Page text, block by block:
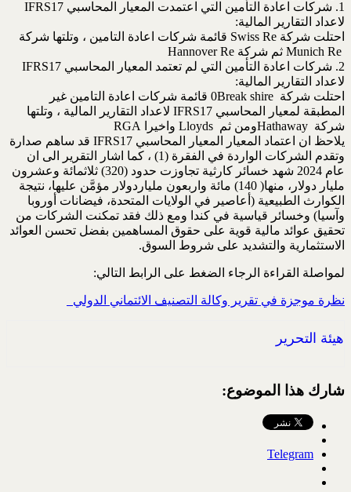
لاعداد التقارير المالية: ‏
احتلت شركة ‏Swiss Re‏ قائمة شركات اعادة التامين ، وتلتها شركة
لاعداد التقارير المالية:‏
احتلت شركة ‏Break shire ‎‏0 قائمة شركات اعادة التامين غير
المطبقة لمعيار المحاسبي ‏IFRS17‎‏ لاعداد التقارير المالية ، وتلتها
شركة ‏Hathaway ‎ومن ثم ‏Lloyds ‎‏ واخيرا ‏RGA
يلاحظ ان اعتماد المعيار المعيار المحاسبي ‏IFRS17‎‏ قد ساهم صدارة
وتقدم الشركات الواردة ‏في الفقرة (1) ، كما اشار التقرير الى ان
عام 2024 شهد خسائر كارثية تجاوزت حدود ‏‏(320) ثلاثمائة وعشرون
مليار دولار، منها( 140) مائة واربعون ملياردولار مؤمَّن ‏عليها، نتيجة
الكوارث الطبيعية (أعاصير في الولايات المتحدة، فيضانات أوروبا
وآسيا) ‏وخسائر قياسية في كندا ومع ذلك فقد تمكنت الشركات من
تحقيق عوائد مالية قوية على ‏حقوق المساهمين بفضل تحسن العوائد
الاستثمارية والتشديد على شروط السوق.‏
لمواصلة القراءة الرجاء الضغط على الرابط التالي:
نظرة موجزة في تقرير وكالة التصنيف الائتماني الدولي ‏‎ ‎
هيئة التحرير
شارك هذا الموضوع:
Telegram